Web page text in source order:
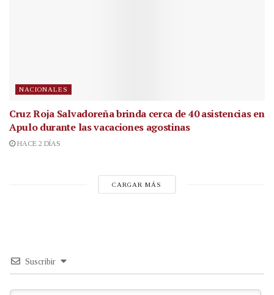
NACIONALES
Cruz Roja Salvadoreña brinda cerca de 40 asistencias en
Apulo durante las vacaciones agostinas
HACE 2 DÍAS
CARGAR MÁS
Suscribir